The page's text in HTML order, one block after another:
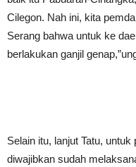
Cilegon. Nah ini, kita
Serang bahwa untuk ke
berlakukan ganjil
Selain itu, lanjut Tatu,
diwajibkan sudah